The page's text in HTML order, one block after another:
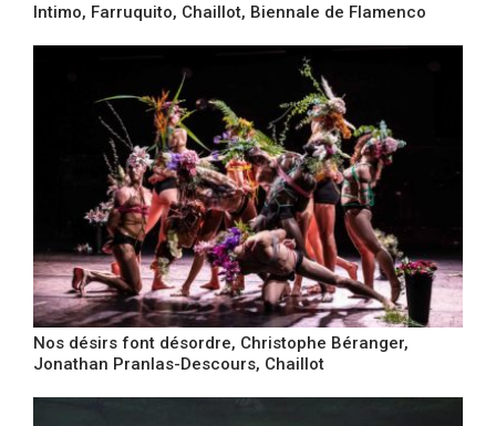
Intimo, Farruquito, Chaillot, Biennale de Flamenco
Nos désirs font désordre, Christophe Béranger,
Jonathan Pranlas-Descours, Chaillot